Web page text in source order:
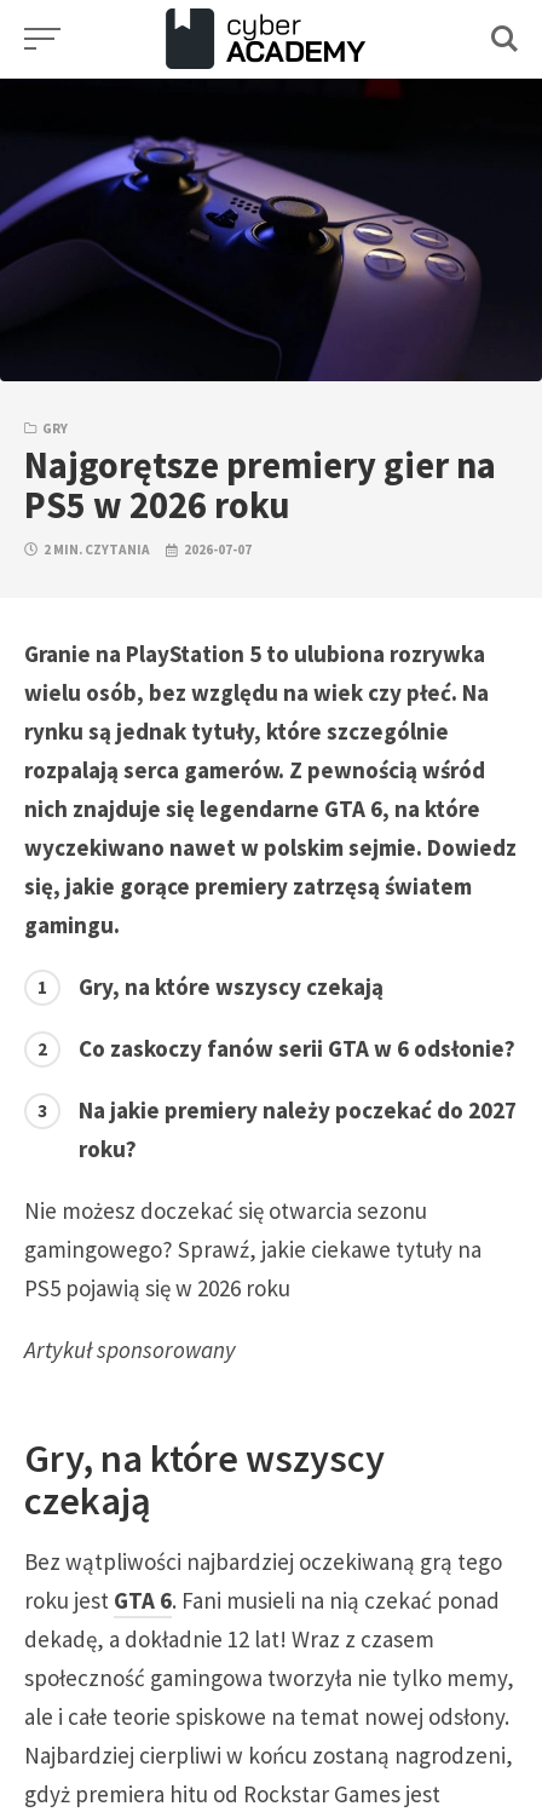
Przejdź
GRY
Najgorętsze premiery gier na
PS5 w 2026 roku
2 MIN. CZYTANIA 2026-07-07
Granie na PlayStation 5 to ulubiona rozrywka
wielu osób, bez względu na wiek czy płeć. Na
rynku są jednak tytuły, które szczególnie
rozpalają serca gamerów. Z pewnością wśród
nich znajduje się legendarne GTA 6, na które
wyczekiwano nawet w polskim sejmie. Dowiedz
się, jakie gorące premiery zatrzęsą światem
gamingu.
Gry, na które wszyscy czekają
Co zaskoczy fanów serii GTA w 6 odsłonie?
Na jakie premiery należy poczekać do 2027
roku?
Nie możesz doczekać się otwarcia sezonu
gamingowego? Sprawź, jakie ciekawe tytuły na
PS5 pojawią się w 2026 roku
Artykuł sponsorowany
Gry, na które wszyscy
czekają
Bez wątpliwości najbardziej oczekiwaną grą tego
roku jest GTA 6. Fani musieli na nią czekać ponad
dekadę, a dokładnie 12 lat! Wraz z czasem
społeczność gamingowa tworzyła nie tylko memy,
ale i całe teorie spiskowe na temat nowej odsłony.
Najbardziej cierpliwi w końcu zostaną nagrodzeni,
gdyż premiera hitu od Rockstar Games jest